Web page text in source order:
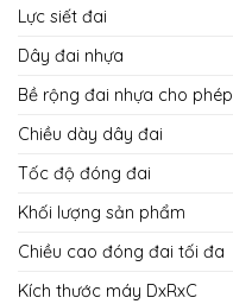
Lực siết đai
Dây đai nhựa
Bề rộng đai nhựa cho phép
Chiều dày dây đai
Tốc độ đóng đai
Khối lượng sản phẩm
Chiều cao đóng đai tối đa
Kích thước máy DxRxC